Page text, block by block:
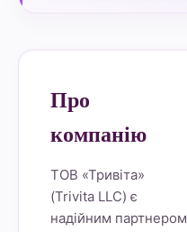
Про
компанію
ТОВ «Тривіта»
(Trivita LLC) є
надійним партнером